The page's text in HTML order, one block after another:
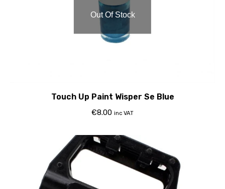
Out Of Stock
Touch Up Paint Wisper Se Blue
€8.00 inc VAT